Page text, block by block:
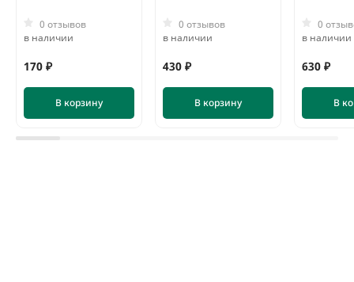
0 отзывов
в наличии
170 ₽
В корзину
0 отзывов
в наличии
430 ₽
В корзину
0
в наличии
630 ₽
В